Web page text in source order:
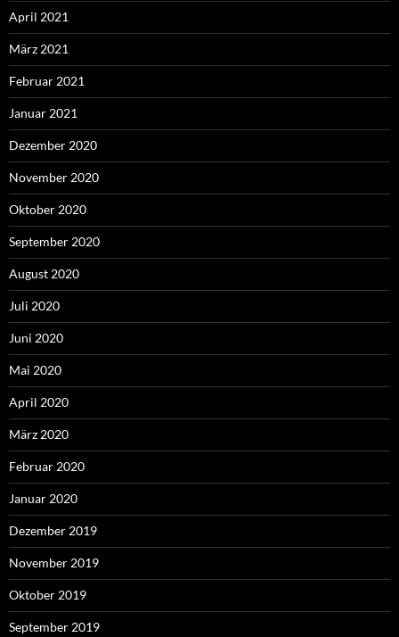
April 2021
März 2021
Februar 2021
Januar 2021
Dezember 2020
November 2020
Oktober 2020
September 2020
August 2020
Juli 2020
Juni 2020
Mai 2020
April 2020
März 2020
Februar 2020
Januar 2020
Dezember 2019
November 2019
Oktober 2019
September 2019